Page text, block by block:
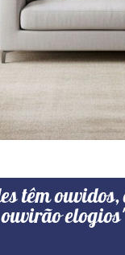
têm
ouvirão